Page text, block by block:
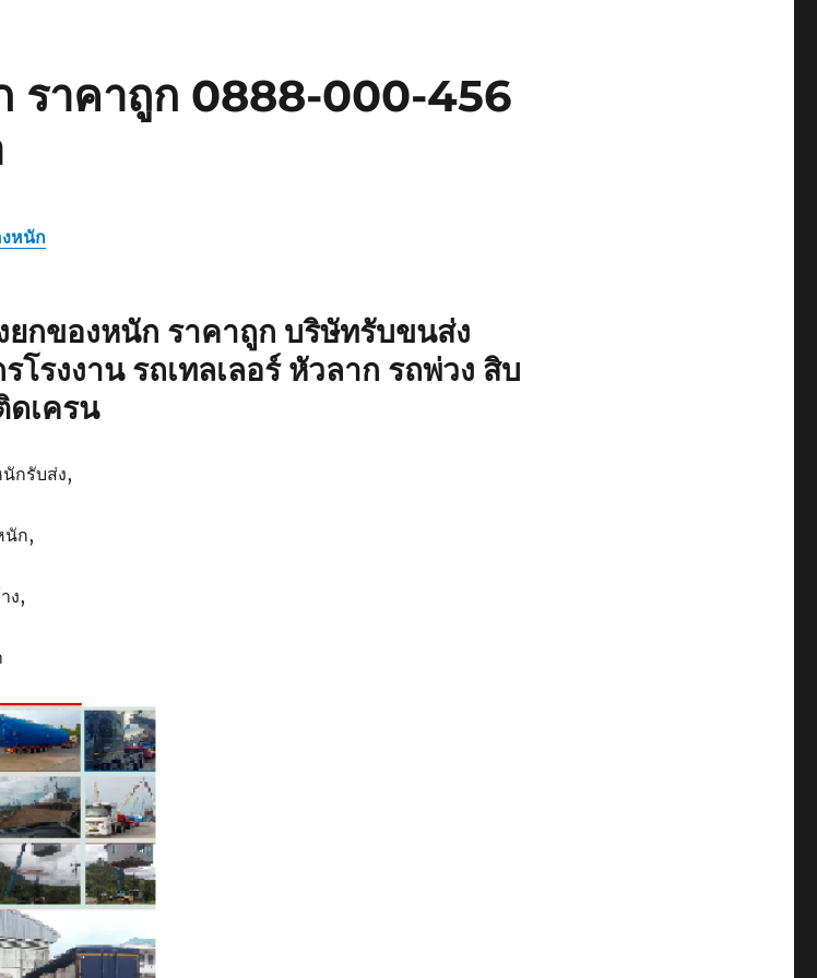
ราคาถูก 0888-000-456
หนัก
ยกของหนัก ราคาถูก บริษัทรับขนส่ง
รโรงงาน รถเทลเลอร์ หัวลาก รถพ่วง สิบ
เครน
กรับส่ง,
นัก,
ง,